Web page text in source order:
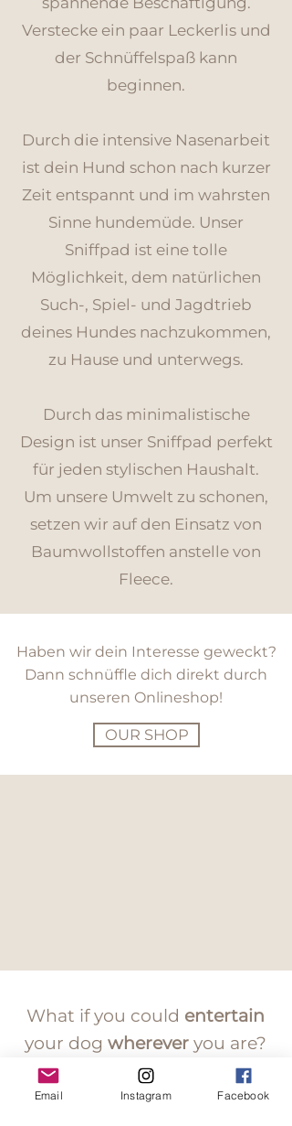
Verstecke ein paar Leckerlis und
der Schnüffelspaß kann
beginnen.
Durch die intensive Nasenarbeit
ist dein Hund schon nach kurzer
Zeit entspannt und im wahrsten
Sinne hundemüde. Unser
Sniffpad ist eine tolle
Möglichkeit, dem natürlichen
Such-, Spiel- und Jagdtrieb
deines Hundes nachzukommen,
zu Hause und unterwegs.
Durch das minimalistische
Design ist unser Sniffpad perfekt
für jeden stylischen Haushalt.
Um unsere Umwelt zu schonen,
setzen wir auf den Einsatz von
Baumwollstoffen anstelle von
Fleece.
Haben wir dein Interesse geweckt?
Dann schnüffle dich direkt durch
unseren Onlineshop!
OUR SHOP
What if you could entertain
your dog whereveryou are?
Email Instagram Facebook